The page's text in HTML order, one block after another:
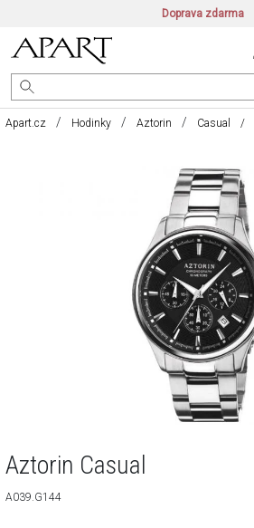
Doprava zdarma
Apart.cz Hodinky Aztorin Casual
Aztorin Casual
A039.G144